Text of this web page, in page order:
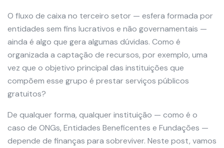
O fluxo de caixa no terceiro setor — esfera formada por
entidades sem fins lucrativos e não governamentais —
ainda é algo que gera algumas dúvidas. Como é
organizada a captação de recursos, por exemplo, uma
vez que o objetivo principal das instituições que
compõem esse grupo é prestar serviços públicos
gratuitos?
De qualquer forma, qualquer instituição — como é o
caso de ONGs, Entidades Beneficentes e Fundações —
depende de finanças para sobreviver. Neste post, vamos